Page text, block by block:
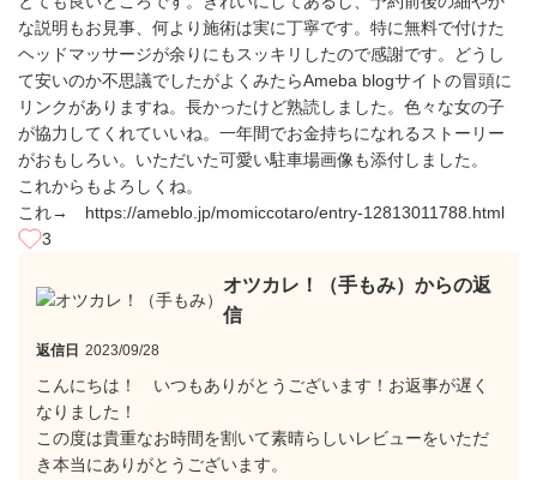
な説明もお見事、何より施術は実に丁寧です。特に無料で付けた
ヘッドマッサージが余りにもスッキリしたので感謝です。どうし
て安いのか不思議でしたがよくみたらAmeba blogサイトの冒頭に
リンクがありますね。長かったけど熟読しました。色々な女の子
が協力してくれていいね。一年間でお金持ちになれるストーリー
がおもしろい。いただいた可愛い駐車場画像も添付しました。
これからもよろしくね。
これ→ https://ameblo.jp/momiccotaro/entry-12813011788.html
3
オツカレ！（手もみ）からの返
信
返信日 2023/09/28
こんにちは！ いつもありがとうございます！お返事が遅く
なりました！
この度は貴重なお時間を割いて素晴らしいレビューをいただ
き本当にありがとうございます。